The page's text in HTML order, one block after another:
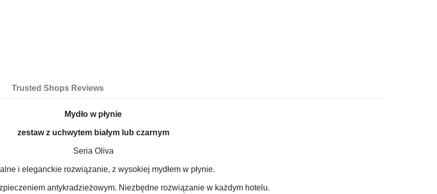
Trusted Shops Reviews
Mydło w płynie
zestaw z uchwytem białym lub czarnym
Seria Oliva
i eleganckie rozwiązanie, z wysokiej mydłem w płynie.
antykradzieżowym. Niezbędne rozwiązanie w każdym hotelu.